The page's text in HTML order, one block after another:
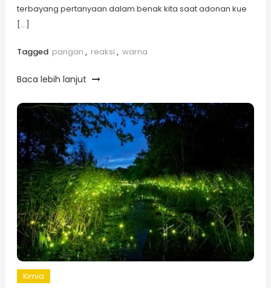
terbayang pertanyaan dalam benak kita saat adonan kue
[…]
Tagged pangan , reaksi , warna
Baca lebih lanjut
Kimia